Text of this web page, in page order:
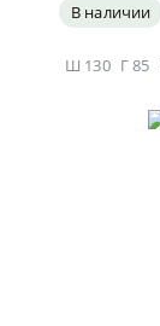
В наличии
Ш 130 Г85